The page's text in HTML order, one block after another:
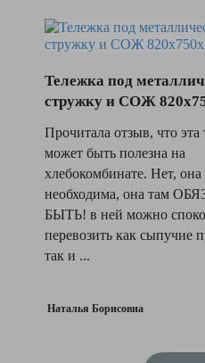
Тележка под
стружку и СОЖ
Прочитала отзыв, что эта
может быть полезна на
хлебокомбинате. Нет, она
необходима, она там
БЫТЬ! в ней можно
перевозить как сыпучие
так и ...
Наталья Борисовна